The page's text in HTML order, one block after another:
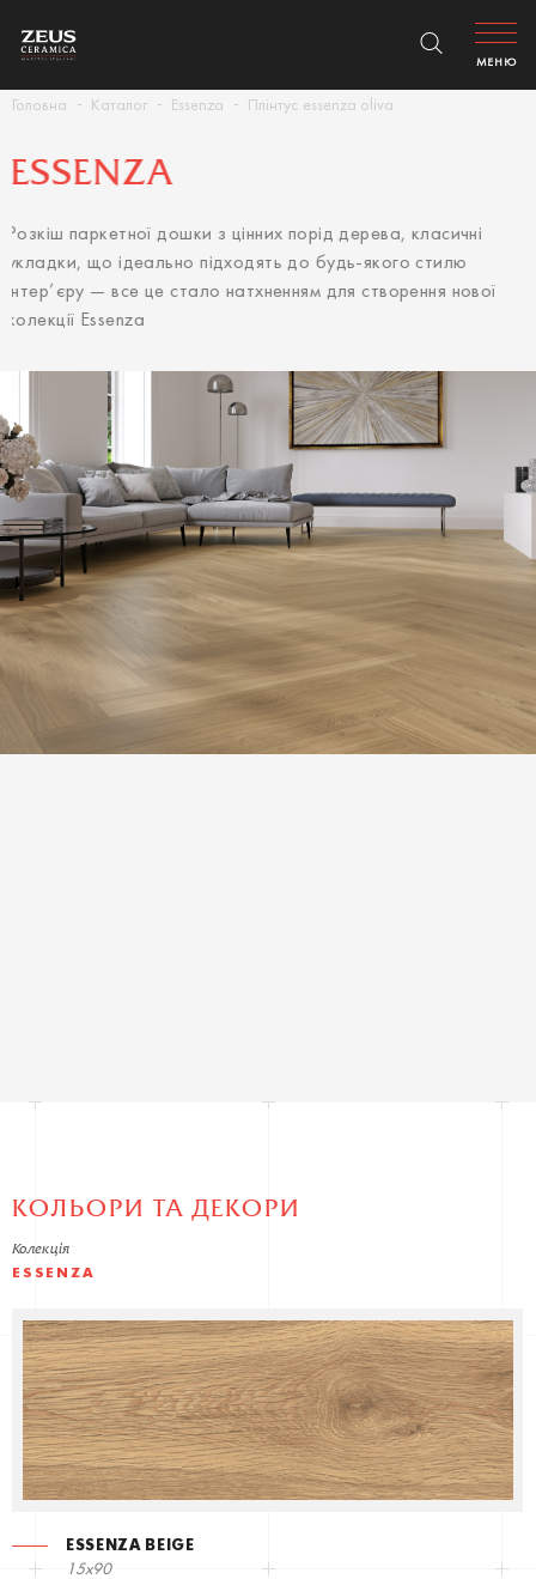
Головна Каталог Essenza Плінтус essenza oliva
МЕНЮ
ESSENZA
Розкіш паркетної дошки з цінних порід дерева, класичні
укладки, що ідеально підходять до будь-якого стилю
інтер’єру — все це стало натхненням для створення нової
колекції Essenza
КОЛЬОРИ ТА ДЕКОРИ
Колекція
ESSENZA
ESSENZA BEIGE
15x90